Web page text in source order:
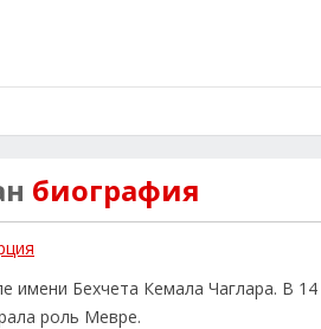
биография
имени Бехчета Кемала Чаглара. В
роль Мевре.